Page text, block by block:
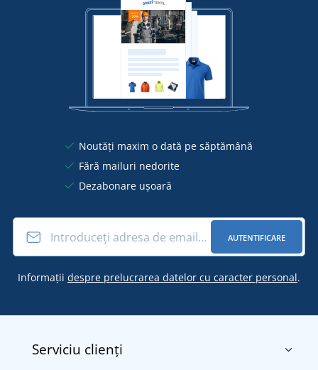
Noutăți maxim o dată pe săptămână
Fără mailuri nedorite
Dezabonare ușoară
AUTENTIFICARE
Informații despre prelucrarea datelor cu caracter personal.
Serviciu clienți